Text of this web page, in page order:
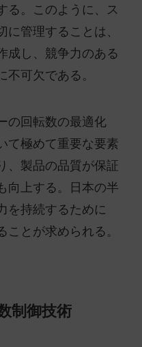
る。このように、ス
に管理することは、
成し、競争力のある
可欠である。
の回転数の最適化
て極めて重要な要素
、製品の品質が保証
向上する。日本の半
を持続するために
とが求められる。
制御技術